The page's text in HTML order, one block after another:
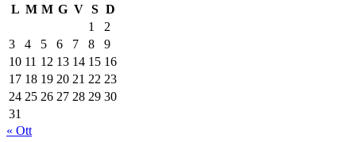
L M M G V S D
1
2
3
4 5 6 7 8
9
10 11 12 13 14 15 16
17 18 19 20 21 22 23
24 25 26 27 28 29 30
31
« Ott